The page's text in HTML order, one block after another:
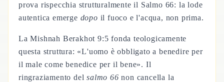
prova rispecchia strutturalmente il Salmo 66: la lode
autentica emerge dopo il fuoco e l'acqua, non prima.
La Mishnah Berakhot 9:5 fonda teologicamente
questa struttura: «L'uomo è obbligato a benedire per
il male come benedice per il bene». Il
ringraziamento delsalmo 66 non cancella la